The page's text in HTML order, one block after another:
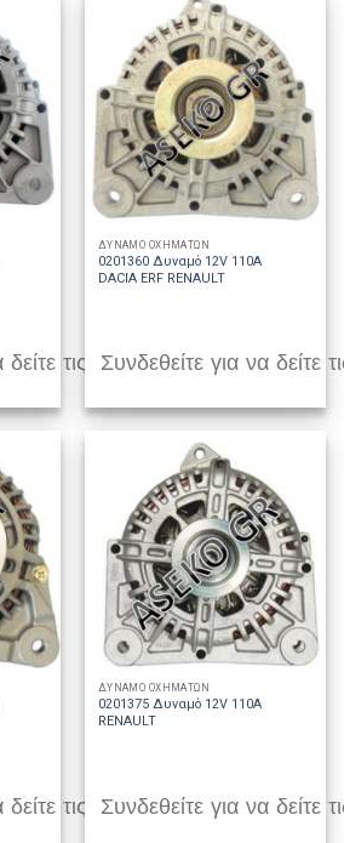
τις τιμές
ΔΥΝΑΜΟ ΟΧΗΜΑΤΩΝ
0201360 Δυναμό 12V 110A
DACIA ERF RENAULT
Συνδεθείτε για να δείτε
τις τιμές
ΔΥΝΑΜΟ ΟΧΗΜΑΤΩΝ
0201375 Δυναμό 12V 110A
RENAULT
Συνδεθείτε για να δείτε